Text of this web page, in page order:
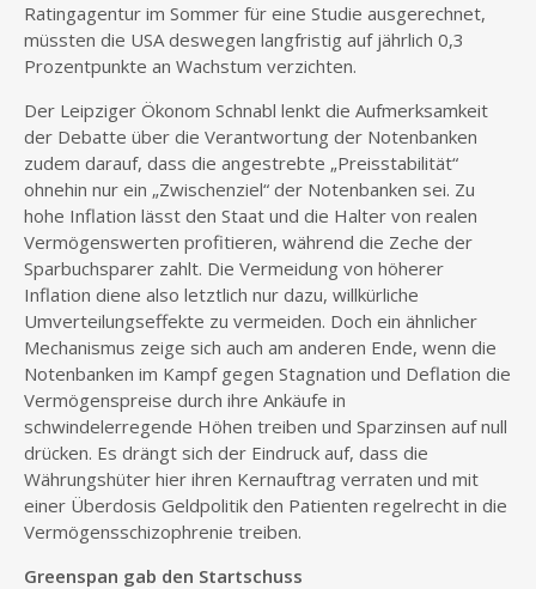
Ratingagentur im Sommer für eine Studie ausgerechnet,
müssten die USA deswegen langfristig auf jährlich 0,3
Prozentpunkte an Wachstum verzichten.
Der Leipziger Ökonom Schnabl lenkt die Aufmerksamkeit
der Debatte über die Verantwortung der Notenbanken
zudem darauf, dass die angestrebte „Preisstabilität“
ohnehin nur ein „Zwischenziel“ der Notenbanken sei. Zu
hohe Inflation lässt den Staat und die Halter von realen
Vermögenswerten profitieren, während die Zeche der
Sparbuchsparer zahlt. Die Vermeidung von höherer
Inflation diene also letztlich nur dazu, willkürliche
Umverteilungseffekte zu vermeiden. Doch ein ähnlicher
Mechanismus zeige sich auch am anderen Ende, wenn die
Notenbanken im Kampf gegen Stagnation und Deflation die
Vermögenspreise durch ihre Ankäufe in
schwindelerregende Höhen treiben und Sparzinsen auf null
drücken. Es drängt sich der Eindruck auf, dass die
Währungshüter hier ihren Kernauftrag verraten und mit
einer Überdosis Geldpolitik den Patienten regelrecht in die
Vermögensschizophrenie treiben.
Greenspan gab den Startschuss